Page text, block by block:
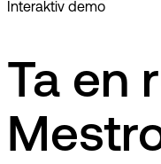
Interaktiv demo
Ta en